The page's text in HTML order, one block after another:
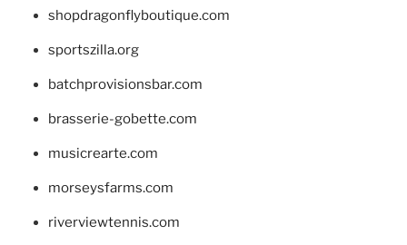
shopdragonflyboutique.com
sportszilla.org
batchprovisionsbar.com
brasserie-gobette.com
musicrearte.com
morseysfarms.com
riverviewtennis.com